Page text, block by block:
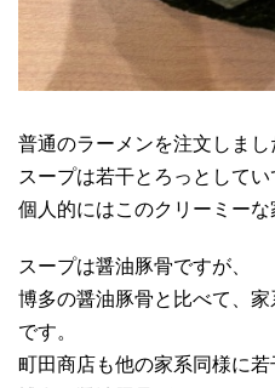
普通のラーメンを注文しまし
スープは若干とろっとしてい
個人的にはこのクリーミーな
スープは醤油豚骨ですが、
博多の醤油豚骨と比べて、
です。
町田商店も他の家系同様に若